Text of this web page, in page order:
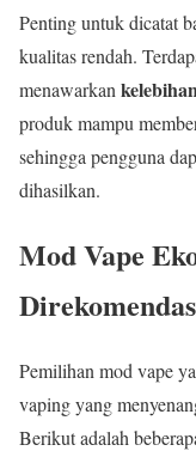
Penting untuk dicatat
kualitas rendah.
menawarkan
produk mampu
sehingga pengguna
dihasilkan.
Mod Vape
Pemilihan mod vape
vaping yang
Berikut adalah